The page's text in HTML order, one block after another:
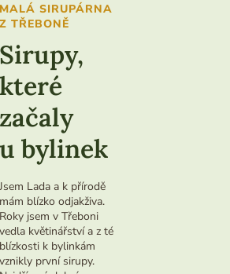
B
e
z
m
ě
l
ý
c
MALÁ SIRUPÁRNA
Z TŘEBONĚ
Sirupy,
které
začaly
u bylinek
Jsem Lada a k přírodě
mám blízko odjakživa.
Roky jsem v Třeboni
vedla květinářství a z té
blízkosti k bylinkám
vznikly první sirupy.